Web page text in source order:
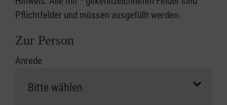
Pflichtfelder und müssen ausgefüllt werden.
Zur Person
Anrede